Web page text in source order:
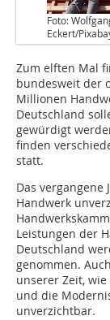
Foto:
Eckert/
Zum elften Mal
bundesweit der
Millionen
Deutschland
gewürdigt
finden
statt.
Das vergangene
Handwerk
Leistungen der
Deutschland
genommen.
unserer Zeit,
und die
unverzichtbar.